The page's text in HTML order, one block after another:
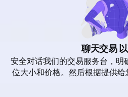
聊天交易
安全对话我们的交易服务台，明
位大小和价格。然后根据提供给